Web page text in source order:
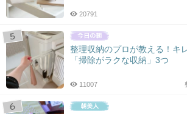
20791
整理収納のプロが教える！キ
「掃除がラクな収納」3つ
11007